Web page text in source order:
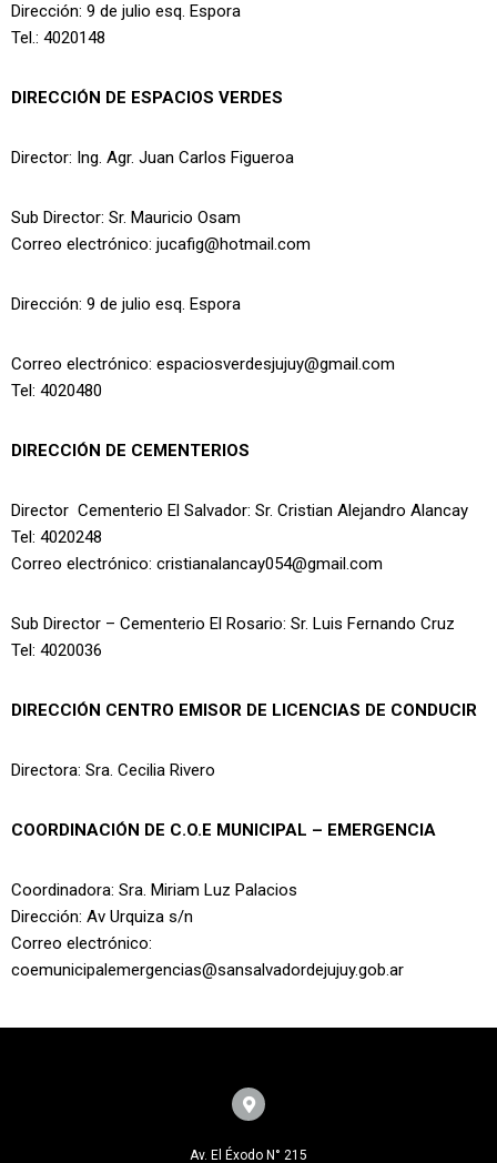
Dirección: 9 de julio esq. Espora
Tel.: 4020148
DIRECCIÓN DE ESPACIOS VERDES
Director: Ing. Agr. Juan Carlos Figueroa
Sub Director: Sr. Mauricio Osam
Correo electrónico: jucafig@hotmail.com
Dirección: 9 de julio esq. Espora
Correo electrónico: espaciosverdesjujuy@gmail.com
Tel: 4020480
DIRECCIÓN DE CEMENTERIOS
Director Cementerio El Salvador: Sr. Cristian Alejandro Alancay
Tel: 4020248
Correo electrónico: cristianalancay054@gmail.com
Sub Director – Cementerio El Rosario: Sr. Luis Fernando Cruz
Tel: 4020036
DIRECCIÓN CENTRO EMISOR DE LICENCIAS DE CONDUCIR
Directora: Sra. Cecilia Rivero
COORDINACIÓN DE C.O.E MUNICIPAL – EMERGENCIA
Coordinadora: Sra. Miriam Luz Palacios
Dirección: Av Urquiza s/n
Correo electrónico:
coemunicipalemergencias@sansalvadordejujuy.gob.ar
Av. El Éxodo N° 215